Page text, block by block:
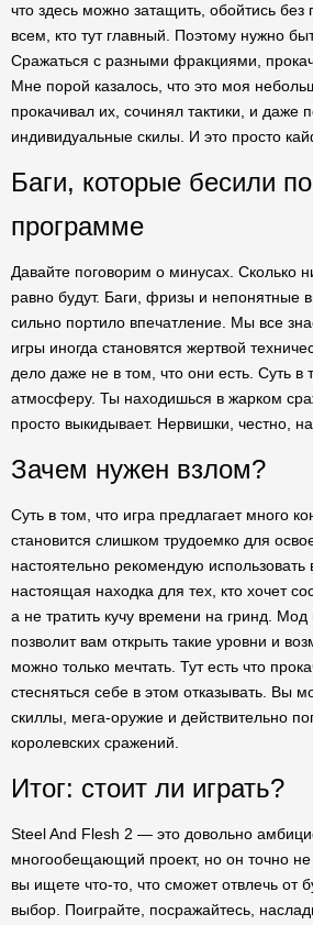
что здесь можно затащить, обойтись
всем, кто тут главный. Поэтому нужно
Сражаться с разными фракциями,
Мне порой казалось, что это моя
прокачивал их, сочинял тактики, и даже
индивидуальные скилы. И это просто
Баги, которые бесили
программе
Давайте поговорим о минусах. Сколько
равно будут. Баги, фризы и непонятные
сильно портило впечатление. Мы все
игры иногда становятся жертвой
дело даже не в том, что они есть. Суть в
атмосферу. Ты находишься в жарком
просто выкидывает. Нервишки, честно,
Зачем нужен взлом?
Суть в том, что игра предлагает много
становится слишком трудоемко для
настоятельно рекомендую
настоящая находка для тех, кто хочет
а не тратить кучу времени на гринд.
позволит вам открыть такие уровни и
можно только мечтать. Тут есть что
стесняться себе в этом отказывать. Вы
скиллы, мега-оружие и действительно
королевских сражений.
Итог: стоит ли играть?
Steel And Flesh 2 — это довольно
многообещающий проект, но он точно не
вы ищете что-то, что сможет отвлечь от
выбор. Поиграйте, посражайтесь,